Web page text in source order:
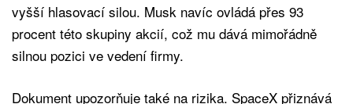
vyšší hlasovací silou. Musk navíc ovládá přes 93
procent této skupiny akcií, což mu dává mimořádně
silnou pozici ve vedení firmy.
Dokument upozorňuje také na rizika. SpaceX přiznává